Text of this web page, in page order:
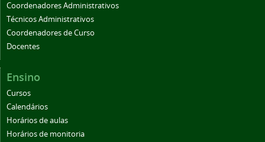
Coordenadores Administrativos
Técnicos Administrativos
Coordenadores de Curso
Docentes
Ensino
Cursos
Calendários
Horários de aulas
Horários de monitoria